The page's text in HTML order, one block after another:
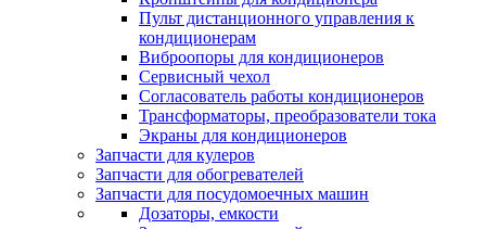
Пульт дистанционного управления к
кондиционерам
Виброопоры для кондиционеров
Сервисный чехол
Согласователь работы кондиционеров
Трансформаторы, преобразователи тока
Экраны для кондиционеров
Запчасти для кулеров
Запчасти для обогревателей
Запчасти для посудомоечных машин
Дозаторы, емкости